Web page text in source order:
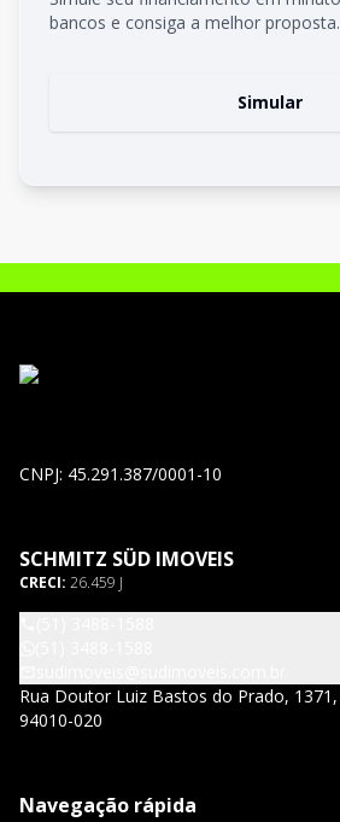
bancos e consiga a melhor proposta.
Simular
CNPJ: 45.291.387/0001-10
SCHMITZ SÜD IMOVEIS
CRECI: 26.459 J
Rua Doutor Luiz Bastos do Prado,
94010-020
Navegação rápida